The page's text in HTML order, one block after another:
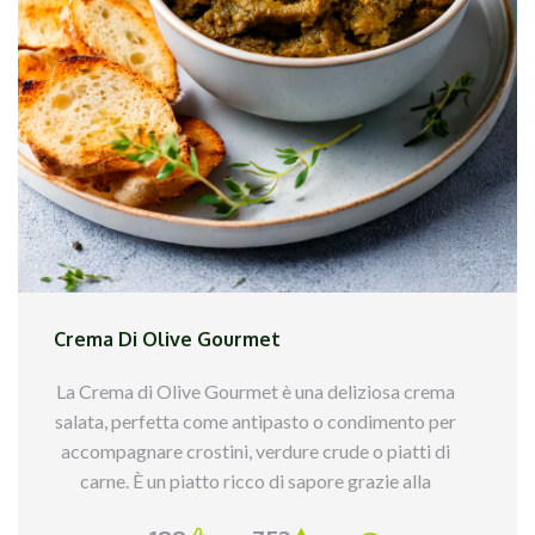
2. Cuoci il pollo in padella con olio, sale e pepe,
poi taglialo a striscioline.
3. Prepara le uova sode e tagliale a metà.
4. Taglia l’avocado a cubetti e denocciola le olive
Kalamata.
5. Componi il poke in una ciotola con il riso, pollo,
uova, avocado, olive e semi di melograno.
6. Condire con olio, succo di limone, sale e pepe.
7. Servire subito, guarnendo con erbe fresche se
desiderato.
Un poke fresco, nutriente e pieno di energia,
ricco di sapori!
Crema Di Olive Gourmet
La Crema di Olive Gourmet è una deliziosa crema
salata, perfetta come antipasto o condimento per
accompagnare crostini, verdure crude o piatti di
carne. È un piatto ricco di sapore grazie alla